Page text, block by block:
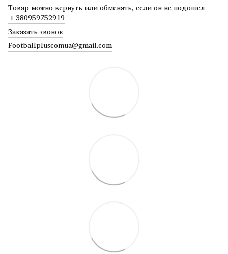
Товар можно вернуть или обменять, если он не подошел
+380959752919
Заказать звонок
Footballpluscomua@gmail.com